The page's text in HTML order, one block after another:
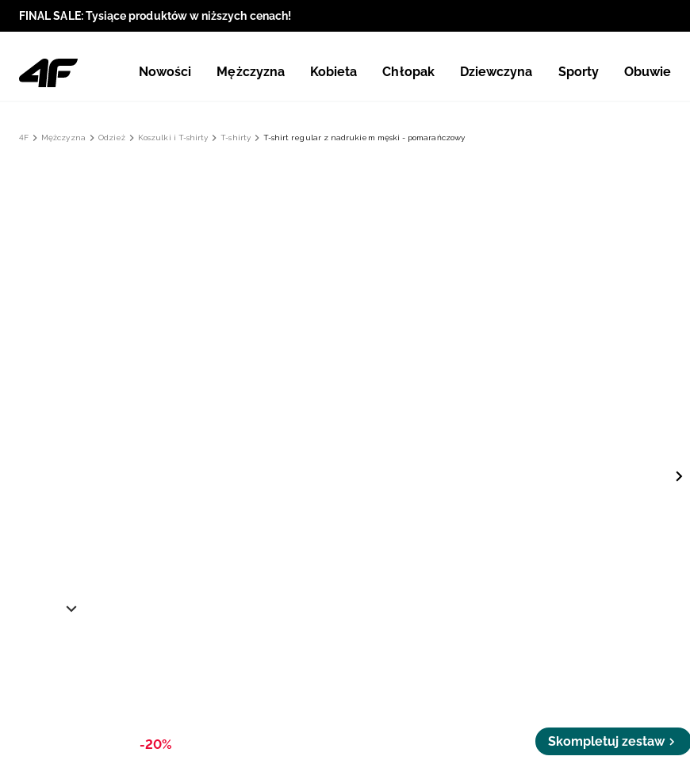
FINAL SALE: Tysiące produktów w niższych cenach!
Nowości Mężczyzna Kobieta Chłopak Dziewczyna Sporty Obuwie
4F Mężczyzna Odzież Koszulki i T-shirty T-shirty T-shirt regular z nadrukiem męski - pomarańczowy
-20% Skompletuj zestaw